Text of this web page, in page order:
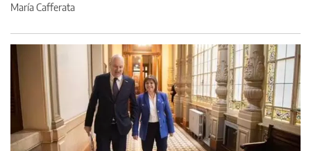
María Cafferata